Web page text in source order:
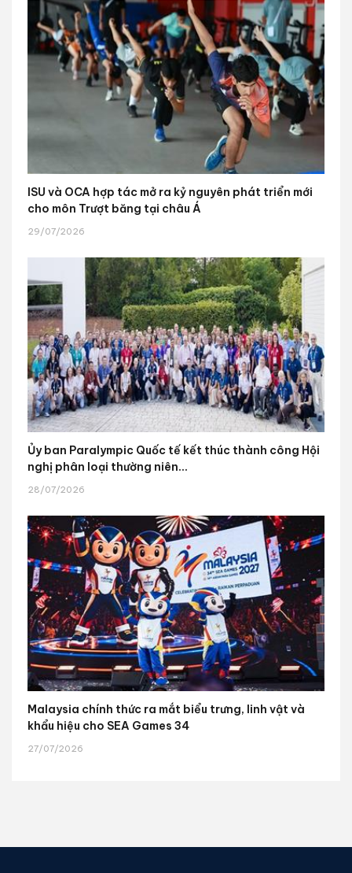
ISU và OCA hợp tác mở ra kỷ nguyên phát triển mới
cho môn Trượt băng tại châu Á
29/07/2026
Ủy ban Paralympic Quốc tế kết thúc thành công Hội
nghị phân loại thường niên...
28/07/2026
Malaysia chính thức ra mắt biểu trưng, linh vật và
khẩu hiệu cho SEA Games 34
27/07/2026